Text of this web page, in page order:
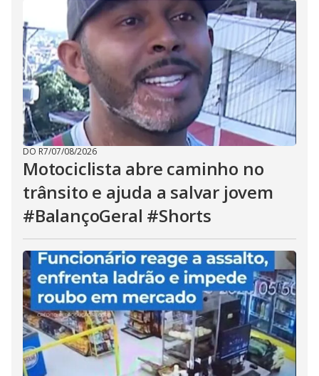
DO R7/07/08/2026
Motociclista abre caminho no
trânsito e ajuda a salvar jovem
#BalançoGeral #Shorts